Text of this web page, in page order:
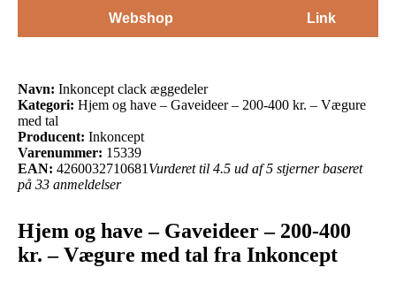
Webshop
Link
Navn: Inkoncept clack æggedeler
Kategori: Hjem og have – Gaveideer – 200-400 kr. – Vægure
med tal
Producent: Inkoncept
Varenummer: 15339
EAN: 4260032710681 Vurderet til 4.5 ud af 5 stjerner baseret
på 33 anmeldelser
Hjem og have – Gaveideer – 200-400
kr. – Vægure med tal fra Inkoncept